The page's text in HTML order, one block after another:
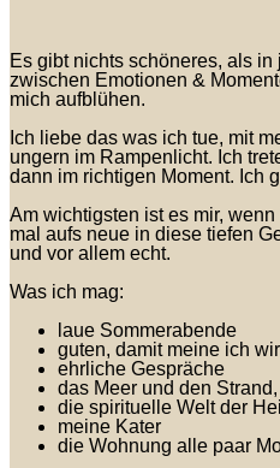
Es gibt nichts schöneres, als
zwischen Emotionen &
mich aufblühen.
Ich liebe das was ich tue, mit
ungern im Rampenlicht. Ich
dann im richtigen Moment. Ich
Am wichtigsten ist es mir,
mal aufs neue in diese tiefen
und vor allem echt.
Was ich mag:
laue Sommerabende
guten, damit meine ich
ehrliche Gespräche
das Meer und den
die spirituelle Welt der
meine Kater
die Wohnung alle paar